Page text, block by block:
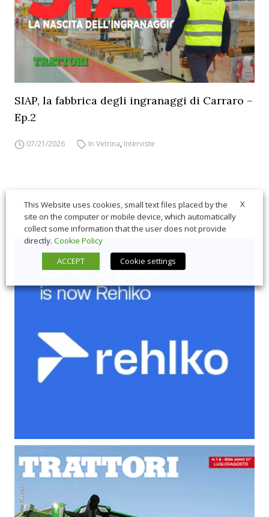
SIAP, la fabbrica degli ingranaggi di Carraro –
Ep.2
07/21/2026 In Vetrina, Interviste
X
This Website uses cookies, small text files placed by the
site on the computer or mobile device, which automatically
collect some information that the user does not provide
directly. Cookie Policy
ACCEPT
Cookie settings